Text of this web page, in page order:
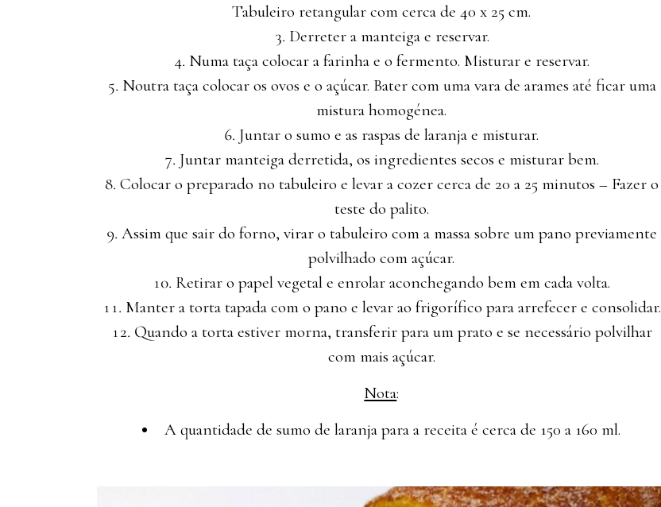
Tabuleiro retangular com cerca de 40 x 25 cm.
Derreter a manteiga e reservar.
Numa taça colocar a farinha e o fermento. Misturar e reservar.
Noutra taça colocar os ovos e o açúcar. Bater com uma vara de arames até ficar uma
mistura homogénea.
Juntar o sumo e as raspas de laranja e misturar.
Juntar manteiga derretida, os ingredientes secos e misturar bem.
Colocar o preparado no tabuleiro e levar a cozer cerca de 20 a 25 minutos – Fazer o
teste do palito.
Assim que sair do forno, virar o tabuleiro com a massa sobre um pano previamente
polvilhado com açúcar.
Retirar o papel vegetal e enrolar aconchegando bem em cada volta.
Manter a torta tapada com o pano e levar ao frigorífico para arrefecer e consolidar.
Quando a torta estiver morna, transferir para um prato e se necessário polvilhar
com mais açúcar.
Nota:
A quantidade de sumo de laranja para a receita é cerca de 150 a 160 ml.